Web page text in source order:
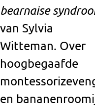
bearnaise
van Sylvia
Witteman. Over
hoogbegaafde
en